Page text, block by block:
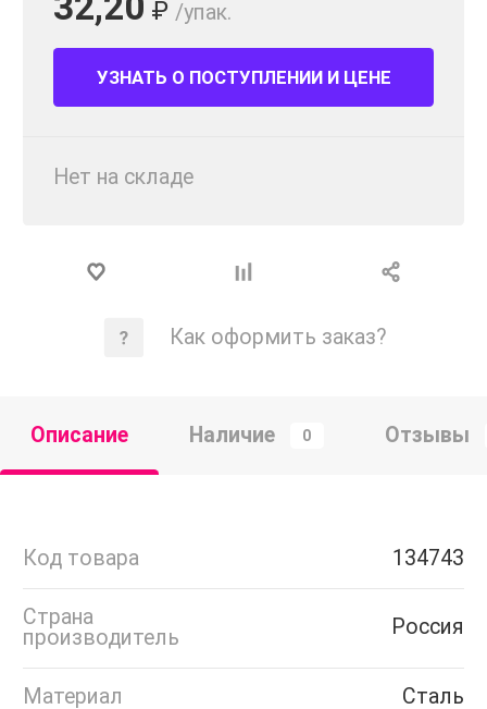
₽ /упак.
УЗНАТЬ О ПОСТУПЛЕНИИ И ЦЕНЕ
Нет на складе
Как оформить заказ?
Описание Наличие 0 Отзывы
Код товара 134743
Страна
производитель
Россия
Материал Сталь